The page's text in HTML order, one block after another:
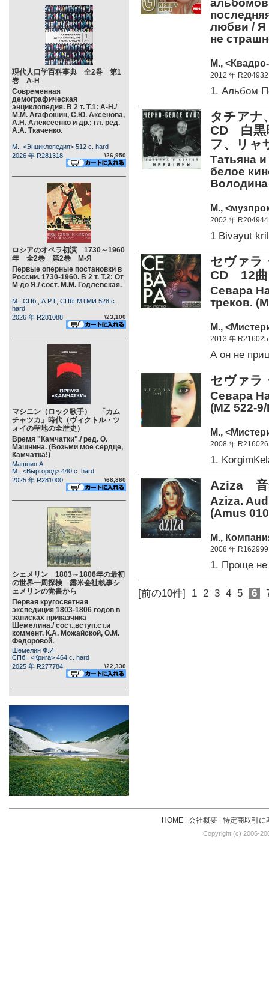
現代人口学百科事典 全2巻 第1
巻 А-Н
Современная
демографическая
энциклопедия. В 2 т. Т.1: А-Н./
М.М. Агафошин, С.Ю. Аксенова,
А.Н. Алексеенко и др.; гл. ред.
А.А. Ткаченко.
М., <Энциклопедия> 512 c. hard
2026 年 R281318
\26,950
ロシアのオペラ初演 1730～1960
年 全2巻 第2巻 М-Я
Первые оперные постановки в
России. 1730-1960. В 2 т. Т.2: От
М до Я./ сост. М.М. Годлевская.
М.: СПб., А.Р.Т; СПбГМТМИ 528 c.
hard
2026 年 R281088
\23,100
マシニン（ロック歌手） 「カム
チャツカ」時代（ヴィクトル・ツ
ォイの聖地の全歴史）
Время "Камчатки"./ ред. О.
Машнина. (Возьми мое сердце,
Камчатка!)
Машнин А.
М., <Выргород> 440 c. hard
2025 年 R281000
\68,860
シェメリン 1803～1806年の最初
の世界一周探検 露米会社執事シ
ェメリンの覚書から
Первая кругосветная
экспедиция 1803-1806 годов в
записках приказчика
Шемелина./ сост.,вступ.ст.и
коммент. К.А. Можайской, О.М.
Федоровой.
Шемелин Ф.И.
СПб., <Крига> 464 c. hard
2025 年 R277784
\22,330
альбомов
любви / Я
не
М.,
2012 年 R204932
1. Альбом
タチア
CD 白黒
フ、リャ
Татьяна
белое
Володина
М.,
2002 年 R204944
1 Bivayut
セヴァ
CD 12曲
Севара
треков.
М.,
2013 年 R216025
А он не
セヴァ
Севара
(MZ 522-
М.,
2008 年 R216026
1.
Aziza
Aziza.
(Amus
М.,
2008 年 R162999
1. Проще не
[前の10件] 1 2 3 4 5 6
HOME| 会社概要| 特定商取引に
Copyright (c) 2006-